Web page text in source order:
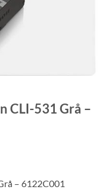
CLI-531 Grå –
– 6122C001